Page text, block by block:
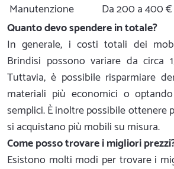
Manutenzione
Da 200 a 400 €
Quanto devo spendere in totale?
In generale, i costi totali dei
Brindisi possono variare da circa
Tuttavia, è possibile risparmiare
materiali più economici o
semplici. È inoltre possibile ottenere
si acquistano più mobili su misura.
Come posso trovare i migliori
Esistono molti modi per trovare i